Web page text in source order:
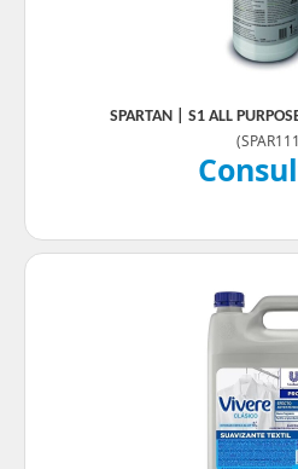
SPARTAN | S1 ALL
(SPAR111